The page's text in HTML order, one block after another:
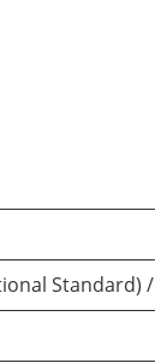
Standard) /